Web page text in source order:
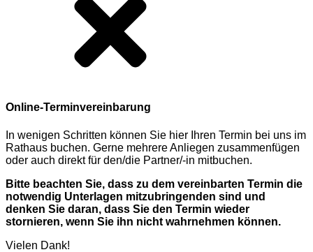
Online-Terminvereinbarung
In wenigen Schritten können Sie hier Ihren Termin bei uns im
Rathaus buchen. Gerne mehrere Anliegen zusammenfügen
oder auch direkt für den/die Partner/-in mitbuchen.
Bitte beachten Sie, dass zu dem vereinbarten Termin die
notwendig Unterlagen mitzubringenden sind und
denken Sie daran, dass Sie den Termin wieder
stornieren, wenn Sie ihn nicht wahrnehmen können.
Vielen Dank!